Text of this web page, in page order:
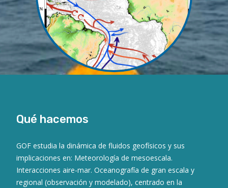
Qué hacemos
GOF estudia la dinámica de fluidos geofísicos y sus
implicaciones en: Meteorología de mesoescala.
Interacciones aire-mar. Oceanografía de gran escala y
regional (observación y modelado), centrado en la